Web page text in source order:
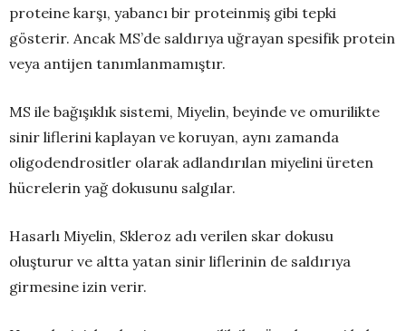
proteine karşı, yabancı bir proteinmiş gibi tepki
gösterir. Ancak MS’de saldırıya uğrayan spesifik protein
veya antijen tanımlanmamıştır.
MS ile bağışıklık sistemi, Miyelin, beyinde ve omurilikte
sinir liflerini kaplayan ve koruyan, aynı zamanda
oligodendrositler olarak adlandırılan miyelini üreten
hücrelerin yağ dokusunu salgılar.
Hasarlı Miyelin, Skleroz adı verilen skar dokusu
oluşturur ve altta yatan sinir liflerinin de saldırıya
girmesine izin verir.